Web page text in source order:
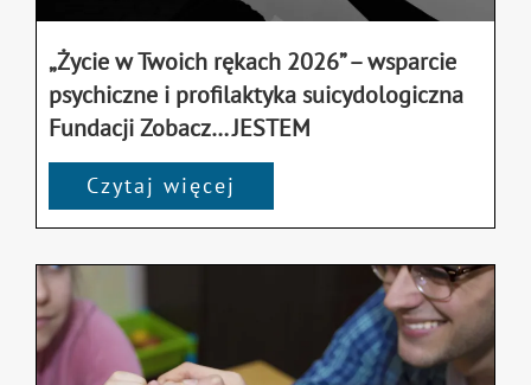
„Życie w Twoich rękach 2026” – wsparcie
psychiczne i profilaktyka suicydologiczna
Fundacji Zobacz… JESTEM
Czytaj więcej